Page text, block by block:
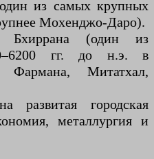
из самых крупных
Мохенджо-Даро).
Бхиррана (один из
гг. до н.э. в
Фармана, Митатхал,
​​развитая городская
металлургия и